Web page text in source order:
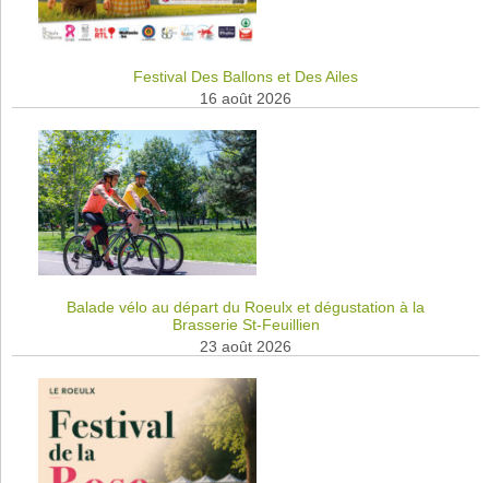
Festival Des Ballons et Des Ailes
16 août 2026
Balade vélo au départ du Roeulx et dégustation à la
Brasserie St-Feuillien
23 août 2026